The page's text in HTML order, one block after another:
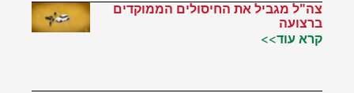
צה"ל מגביל את החיסולים הממוקדים
ברצועה
קרא עוד>>